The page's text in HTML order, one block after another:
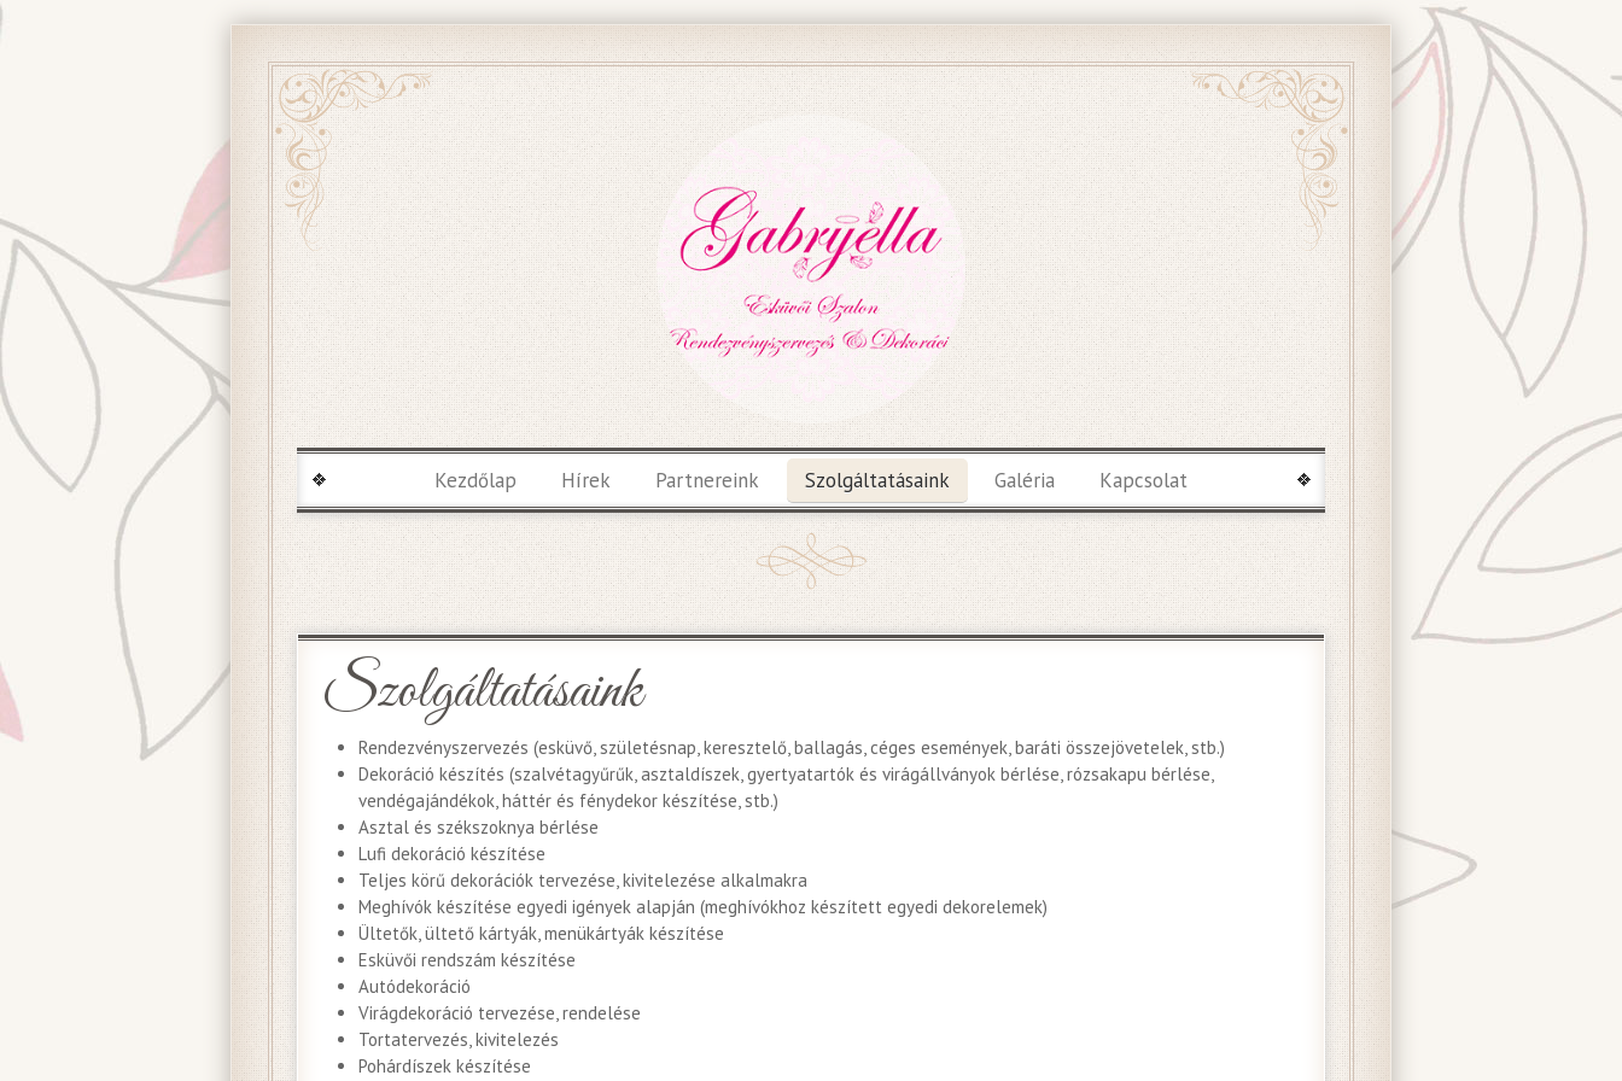
Kezdőlap Hírek Partnereink Szolgáltatásaink Galéria Kapcsolat
Szolgáltatásaink
Rendezvényszervezés (esküvő, születésnap, keresztelő, ballagás, céges események, baráti összejövetelek, stb.)
Dekoráció készítés (szalvétagyűrűk, asztaldíszek, gyertyatartók és virágállványok bérlése, rózsakapu bérlése,
vendégajándékok, háttér és fénydekor készítése, stb.)
Asztal és székszoknya bérlése
Lufi dekoráció készítése
Teljes körű dekorációk tervezése, kivitelezése alkalmakra
Meghívók készítése egyedi igények alapján (meghívókhoz készített egyedi dekorelemek)
Ültetők, ültető kártyák, menükártyák készítése
Esküvői rendszám készítése
Autódekoráció
Virágdekoráció tervezése, rendelése
Tortatervezés, kivitelezés
Pohárdíszek készítése